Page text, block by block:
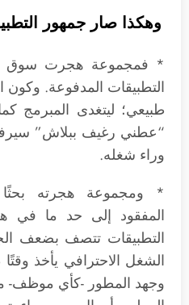
وهكذا صار جمهور
* فمجموعة هجرت سوق
التطبيقات المدفوعة. وكون
طبيعي؛ ليتغدى المبرمج
“عطني رغيف ببلاش”
وراء شغله.
* ومجموعة هجرته
المفقود إلى حد ما في
التطبيقات تتصف بضعف
الشغل الاحترافي يأخذ
وجهد المطور -كأي موظف-